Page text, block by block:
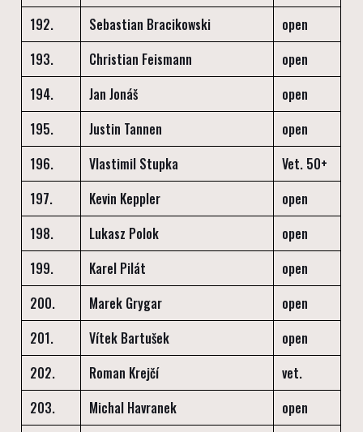
192.
Sebastian Bracikowski
open
193.
Christian Feismann
open
194.
Jan Jonáš
open
195.
Justin Tannen
open
196.
Vlastimil Stupka
Vet. 50+
197.
Kevin Keppler
open
198.
Lukasz Polok
open
199.
Karel Pilát
open
200.
Marek Grygar
open
201.
Vítek Bartušek
open
202.
Roman Krejčí
vet.
203.
Michal Havranek
open